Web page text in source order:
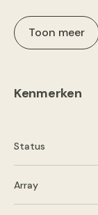
Toon meer
Kenmerken
Status
Array